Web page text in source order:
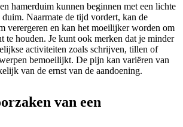
hamerduim kunnen beginnen met een lichte
Naarmate de tijd vordert, kan de
verergeren en kan het moeilijker worden om
te houden. Je kunt ook merken dat je minder
activiteiten zoals schrijven, tillen of
bemoeilijkt. De pijn kan variëren van
van de ernst van de aandoening.
van een